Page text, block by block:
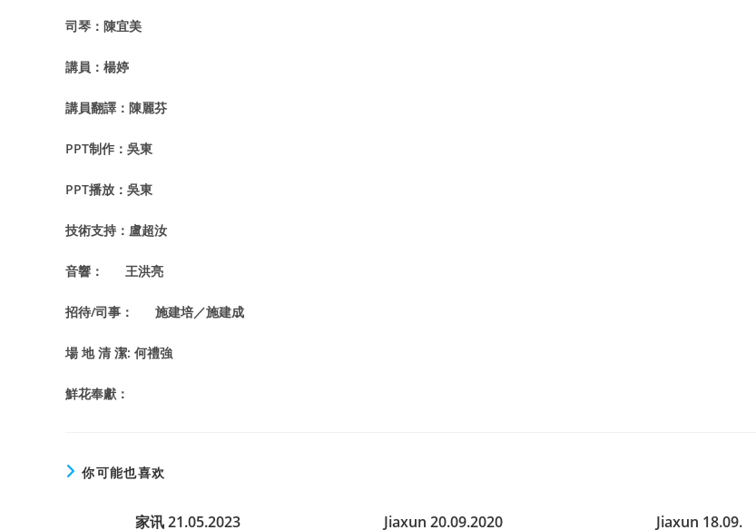
司琴：陳宜美
講員：楊婷
講員翻譯：陳麗芬
PPT制作：吳東
PPT播放：吳東
技術支持：盧超汝
音響： ​​王洪亮
招待/司事： 施建培／施建成
場 地 清 潔: 何禮強
鮮花奉獻：
你可能也喜欢
家讯 21.05.2023 Jiaxun 20.09.2020 Jiaxun 18.09.